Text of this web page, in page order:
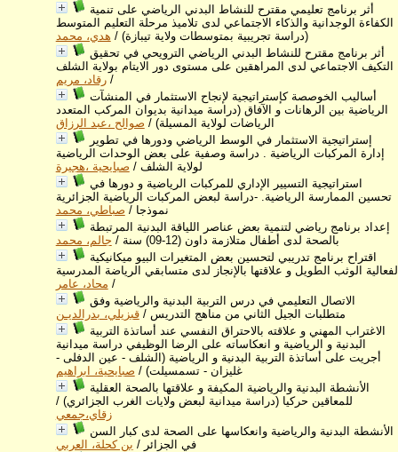
أثر برنامج تعليمي مقترح للنشاط البدني الرياضي على تنمية
الكفاءة الوجدانية والذكاء الاجتماعي لدى تلاميذ مرحلة التعليم المتوسط
(دراسة تجريبية بمتوسطات ولاية تيبازة) / هدي، محمد
أثر برنامج مقترح للنشاط البدني الرياضي الترويحي في تحقيق
التكيف الاجتماعي لدى المراهقين على مستوى دور الايتام بولاية الشلف
/رقاد، مريم
أساليب الخوصصة كإستراتيجية لإنجاح الاستثمار في المنشآت
الرياضية بين الرهانات و الآفاق (دراسة ميدانية بديوان المركب المتعدد
الرياضات لولاية المسيلة) / صوالح ،عبد الرزاق
إستراتيجية الاستثمار في الوسط الرياضي ودورها في تطوير
إدارة المركبات الرياضية . دراسة وصفية على بعض الوحدات الرياضية
لولاية الشلف / صبايحية ،هجيرة
استراتيجية التسيير الإداري للمركبات الرياضية و دورها في
تحسين الممارسة الرياضية. -دراسة لبعض المركبات الرياضية الجزائرية
نموذجا / صباطي، محمد
إعداد برنامج رياضي لتنمية بعض عناصر اللياقة البدنية المرتبطة
بالصحة لدى أطفال متلازمة داون (12-09) سنة
/ جالم، محمد
اقتراح برنامج تدريبي لتحسين بعض المتغيرات البيو ميكانيكية
لفعالية الوثب الطويل و علاقتها بالإنجاز لدى متسابقي الرياضة المدرسية
/ محاد، عامر
الاتصال التعليمي في درس التربية البدنية والرياضية وفق
متطلبات الجيل الثاني من مناهج التدريس /قبزيلي، بدرالديـن
الاغتراب المهني و علاقته بالاحتراق النفسي عند أساتذة التربية
البدنية و الرياضية و انعكاساته على الرضا الوظيفي دراسة ميدانية
أجريت على أساتذة التربية البدنية و الرياضية (الشلف - عين الدفلى -
غليزان - تسمسيلت) / صبايحية، ابراهيم
الأنشطة البدنية والرياضية المكيفة و علاقتها بالصحة العقلية
للمعاقين حركيا (دراسة ميدانية لبعض ولايات الغرب الجزائري) /
زقاي،جمعي
الأنشطة البدنية والرياضية وانعكاسها على الصحة لدى كبار السن
في الجزائر / بن كحلة، العربي